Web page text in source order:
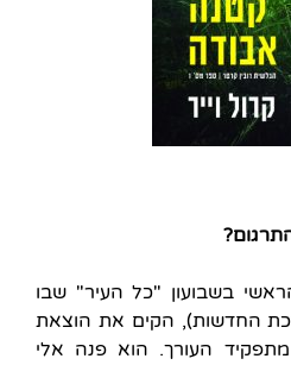
בשבועון "כל העיר" שבו
החדשות), הקים את הוצאת
העורך. הוא פנה אלי